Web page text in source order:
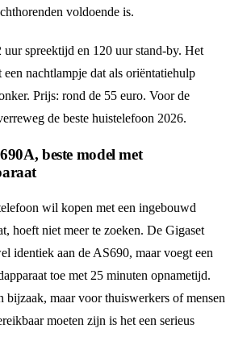
voldoende is.
uur spreektijd en 120 uur stand-by. Het
een nachtlampje dat als oriëntatiehulp
Prijs: rond de 55 euro. Voor de
de beste huistelefoon 2026.
beste model met
wil kopen met een ingebouwd
hoeft niet meer te zoeken. De Gigaset
identiek aan de AS690, maar voegt een
toe met 25 minuten opnametijd.
bijzaak, maar voor thuiswerkers of mensen
moeten zijn is het een serieus